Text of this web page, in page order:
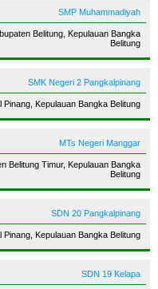
SMP Muhammadiyah
Belitung, Kepulauan Bangka
Belitung
SMK Negeri 2 Pangkalpinang
Kepulauan Bangka Belitung
MTs Negeri Manggar
Belitung Timur, Kepulauan Bangka
Belitung
SDN 20 Pangkalpinang
Kepulauan Bangka Belitung
SDN 19 Kelapa